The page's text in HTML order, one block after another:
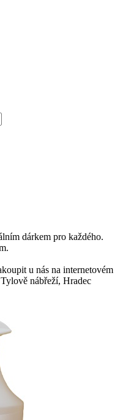
dárkem pro každého.
u nás na internetovém
nábřeží, Hradec